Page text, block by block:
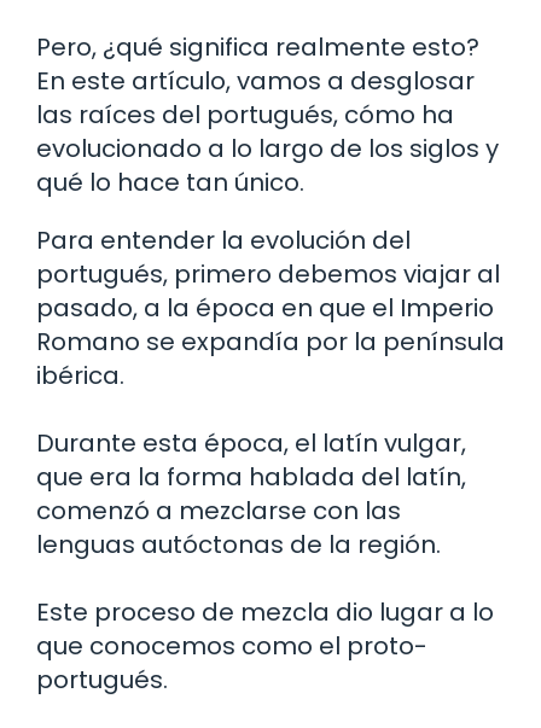
Pero, ¿qué significa realmente esto?
En este artículo, vamos a desglosar
las raíces del portugués, cómo ha
evolucionado a lo largo de los siglos y
qué lo hace tan único.
Para entender la evolución del
portugués, primero debemos viajar al
pasado, a la época en que el Imperio
Romano se expandía por la península
ibérica.
Durante esta época, el latín vulgar,
que era la forma hablada del latín,
comenzó a mezclarse con las
lenguas autóctonas de la región.
Este proceso de mezcla dio lugar a lo
que conocemos como el proto-
portugués.